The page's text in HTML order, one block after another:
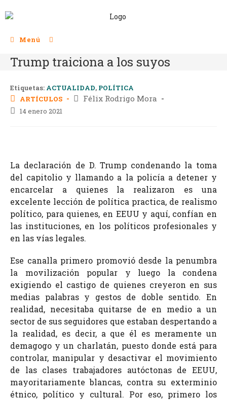
Menú
Trump traiciona a los suyos
Etiquetas: ACTUALIDAD, POLÍTICA
ARTÍCULOS
Félix Rodrigo Mora
14 enero 2021
La declaración de D. Trump condenando la toma
del capitolio y llamando a la policía a detener y
encarcelar a quienes la realizaron es una
excelente lección de política practica, de realismo
político, para quienes, en EEUU y aquí, confían en
las instituciones, en los políticos profesionales y
en las vías legales.
Ese canalla primero promovió desde la penumbra
la movilización popular y luego la condena
exigiendo el castigo de quienes creyeron en sus
medias palabras y gestos de doble sentido. En
realidad, necesitaba quitarse de en medio a un
sector de sus seguidores que estaban despertando a
la realidad, es decir, a que él es meramente un
demagogo y un charlatán, puesto donde está para
controlar, manipular y desactivar el movimiento
de las clases trabajadores autóctonas de EEUU,
mayoritariamente blancas, contra su exterminio
étnico, político y cultural. Por eso, primero los